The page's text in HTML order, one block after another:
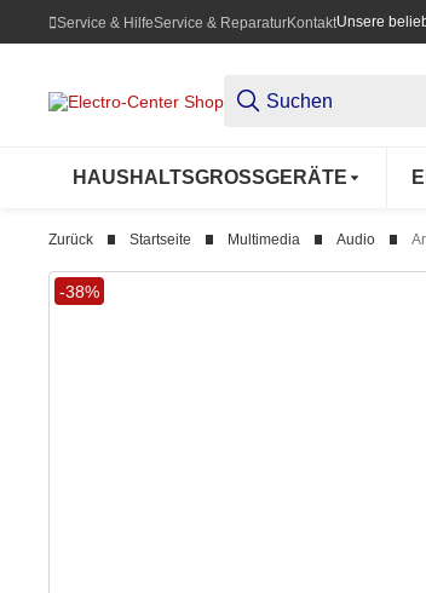
Service & HilfeService & ReparaturKontaktUnsere
HAUSHALTSGROSSGERÄTE
Zurück Startseite Multimedia Audio
-38%